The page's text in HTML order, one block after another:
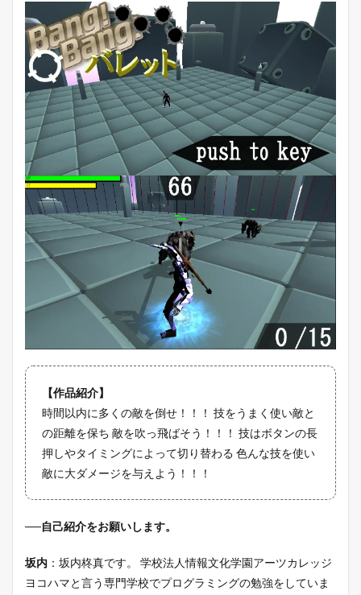
【作品紹介】
時間以内に多くの敵を倒せ！！！ 技をうまく使い敵と
の距離を保ち 敵を吹っ飛ばそう！！！ 技はボタンの長
押しやタイミングによって切り替わる 色んな技を使い
敵に大ダメージを与えよう！！！
──自己紹介をお願いします。
坂内 ：坂内柊真です。 学校法人情報文化学園アーツカレッジ
ヨコハマと言う専門学校でプログラミングの勉強をしていま